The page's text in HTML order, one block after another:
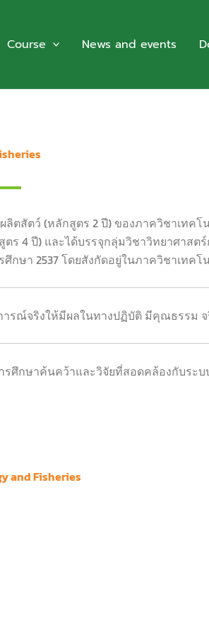
Course News and events
สัตว์ (หลักสูตร 2 ปี) ของภาควิชาเทคโ
4 ปี) และได้บรรจุกลุ่มวิชาวิทยาศาสตร์
ษา 2537 โดยสังกัดอยู่ในภาควิชาเทคโ
ณ์จริงให้มีผลในทางปฏิบัติ มีคุณธรรม จ
ศึกษาค้นคว้าและวิจัยที่สอดคล้องกับระบ
and Fisheries